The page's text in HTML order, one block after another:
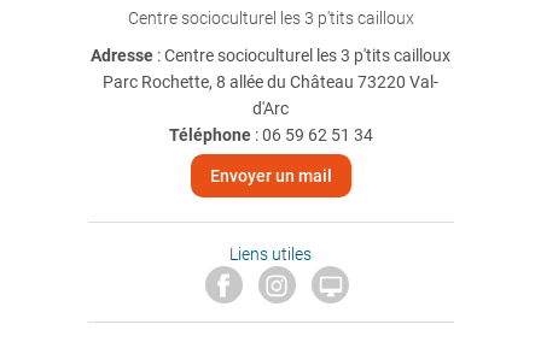
Centre socioculturel les 3 p'tits cailloux
Adresse : Centre socioculturel les 3 p'tits cailloux
Parc Rochette, 8 allée du Château 73220 Val-
d'Arc
Téléphone:06 59 62 51 34
Envoyer un mail
Liens utiles
